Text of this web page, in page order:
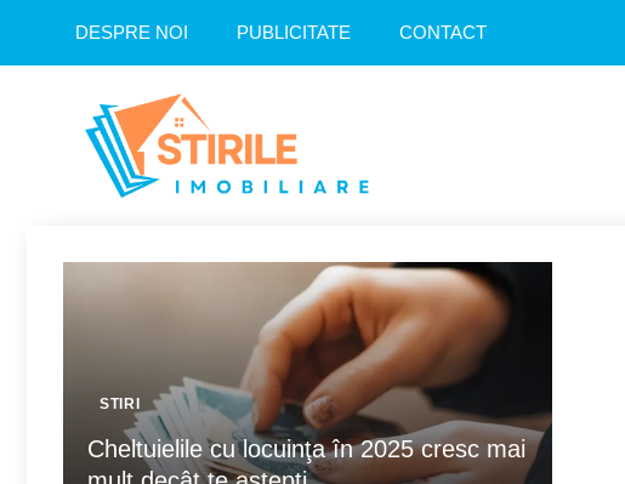
DESPRE NOI PUBLICITATE CONTACT
STIRI
Cheltuielile cu locuinţa în 2025 cresc mai